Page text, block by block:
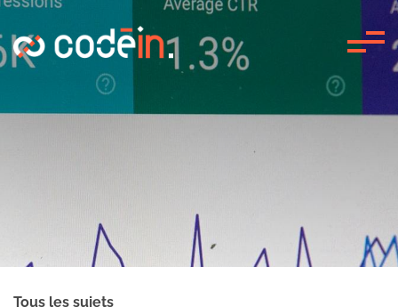
Panneau de gestion des cookies
Tous les sujets